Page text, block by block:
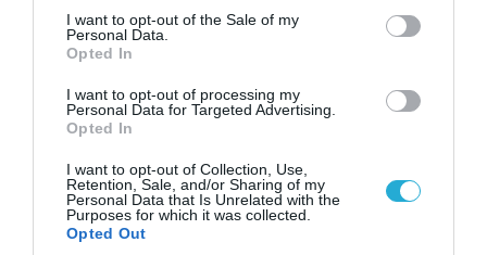
consent section.
I want to opt-out of the Sale of my
Personal Data.
Opted In
I want to opt-out of processing my
Personal Data for Targeted Advertising.
Opted In
I want to opt-out of Collection, Use,
Retention, Sale, and/or Sharing of my
Personal Data that Is Unrelated with the
Purposes for which it was collected.
Opted Out